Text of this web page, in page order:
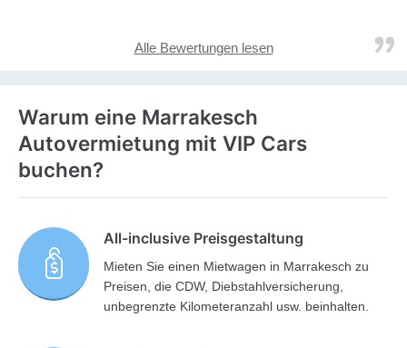
Alle Bewertungen lesen
Warum eine Marrakesch
Autovermietung mit VIP Cars
buchen?
All-inclusive Preisgestaltung
Mieten Sie einen Mietwagen in Marrakesch zu
Preisen, die CDW, Diebstahlversicherung,
unbegrenzte Kilometeranzahl usw. beinhalten.